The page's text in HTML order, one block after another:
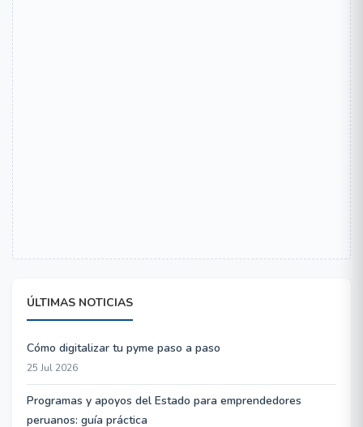
ÚLTIMAS NOTICIAS
Cómo digitalizar tu pyme paso a paso
25 Jul 2026
Programas y apoyos del Estado para emprendedores
peruanos: guía práctica